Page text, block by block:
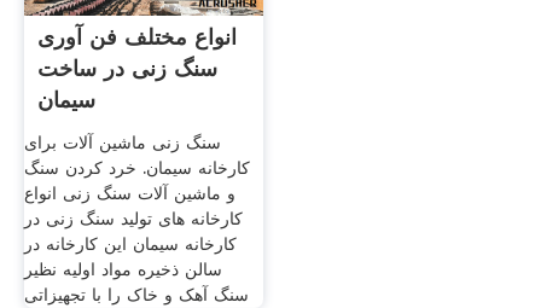
انواع مختلف فن آوری
سنگ زنی در ساخت
سیمان
سنگ زنی ماشین آلات برای
کارخانه سیمان. خرد کردن سنگ
و ماشین آلات سنگ زنی انواع
کارخانه های تولید سنگ زنی در
کارخانه سیمان این کارخانه در
سالن ذخیره مواد اولیه نظیر
سنگ آهک و خاک را با تجهیزاتی